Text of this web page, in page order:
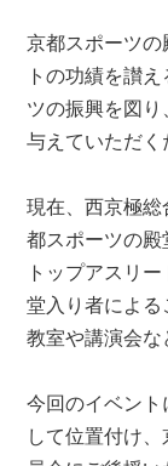
京都スポーツ
トの功績を讃
ツの振興を図
与えていただく
現在、西京極
都スポーツの殿
トップアスリ
堂入り者によ
教室や講演会な
今回のイベント
して位置付け